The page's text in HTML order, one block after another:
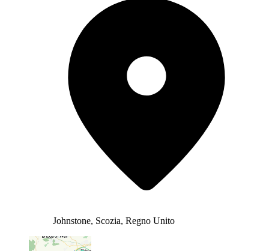
Johnstone, Scozia, Regno Unito